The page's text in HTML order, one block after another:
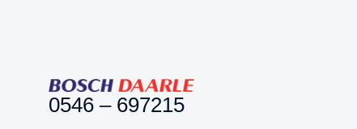
0546 – 697215